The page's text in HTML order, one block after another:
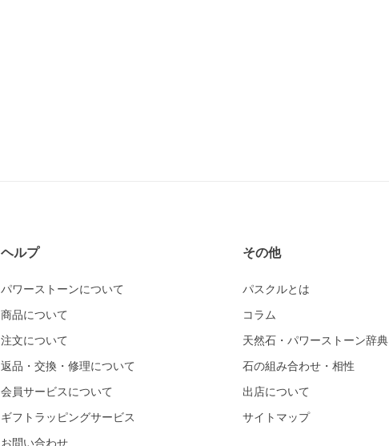
ヘルプ
パワーストーンについて
商品について
注文について
返品・交換・修理について
会員サービスについて
ギフトラッピングサービス
お問い合わせ
その他
パスクルとは
コラム
天然石・パワーストーン辞典
石の組み合わせ・相性
出店について
サイトマップ